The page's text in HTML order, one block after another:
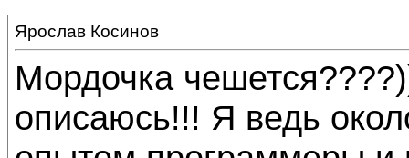
Ярослав Косинов
Мордочка
описаюсь!!! Я ведь